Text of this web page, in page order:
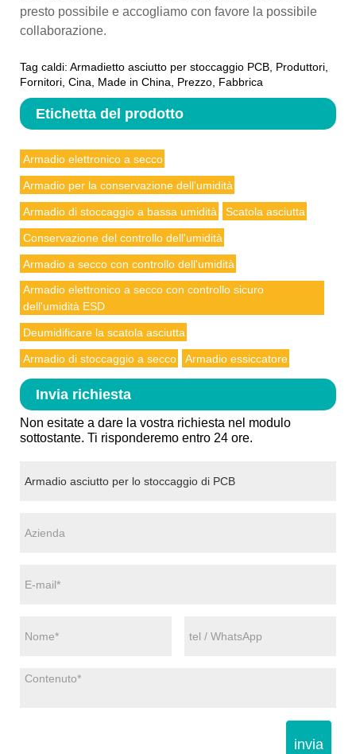
presto possibile e accogliamo con favore la possibile
collaborazione.
Tag caldi: Armadietto asciutto per stoccaggio PCB, Produttori,
Fornitori, Cina, Made in China, Prezzo, Fabbrica
Etichetta del prodotto
Armadio elettronico a secco
Armadio per la conservazione dell'umidità
Armadio di stoccaggio a bassa umidità Scatola asciutta
Conservazione del controllo dell'umidità
Armadio a secco con controllo dell'umidità
Armadio elettronico a secco con controllo sicuro
dell'umidità ESD
Deumidificare la scatola asciutta
Armadio di stoccaggio a secco Armadio essiccatore
Invia richiesta
Non esitate a dare la vostra richiesta nel modulo
sottostante. Ti risponderemo entro 24 ore.
invia